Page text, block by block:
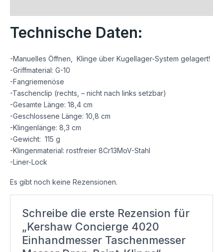
Technische Daten:
-Manuelles Öffnen, Klinge über Kugellager-System gelagert!
-Griffmaterial: G-10
-Fangriemenöse
-Taschenclip (rechts, – nicht nach links setzbar)
-Gesamte Länge: 18,4 cm
-Geschlossene Länge: 10,8 cm
-Klingenlänge: 8,3 cm
-Gewicht: 115 g
-Klingenmaterial: rostfreier 8Cr13MoV-Stahl
-Liner-Lock
Es gibt noch keine Rezensionen.
Schreibe die erste Rezension für
„Kershaw Concierge 4020
Einhandmesser Taschenmesser